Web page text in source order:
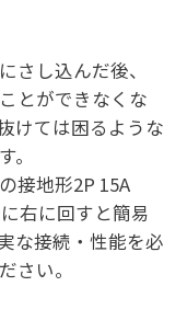
さし込んだ後、
とができなくな
けては困るような
接地形2P 15A
右に回すと簡易
な接続・性能を必
さい。